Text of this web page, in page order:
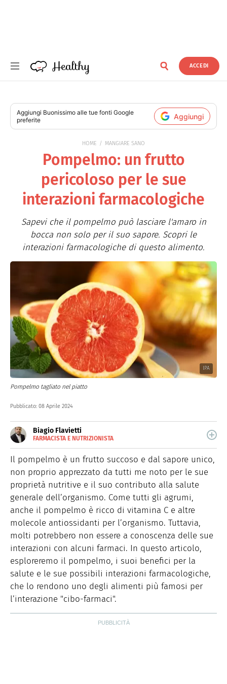
Healthy
Healthy ACCEDI
Aggiungi Buonissimo alle tue fonti Google
preferite
Aggiungi
HOME MANGIARE SANO
Pompelmo: un frutto
pericoloso per le sue
interazioni farmacologiche
Sapevi che il pompelmo può lasciare l'amaro in
bocca non solo per il suo sapore. Scopri le
interazioni farmacologiche di questo alimento.
IPA
Pompelmo tagliato nel piatto
Pubblicato: 08 Aprile 2024
Biagio Flavietti
FARMACISTA E NUTRIZIONISTA
SITO
Farmacista e nutrizionista, gestisco dal 2017 Farmabook,
una pagina di divulgazione scientifica. Appassionato di
scrittura ed editoria, lavoro come web editor per alcune
realtà del settore farmaceutico e nutrizionale.
Il pompelmo è un frutto succoso e dal sapore unico,
non proprio apprezzato da tutti me noto per le sue
proprietà nutritive e il suo contributo alla salute
generale dell’organismo. Come tutti gli agrumi,
anche il pompelmo è ricco di vitamina C e altre
molecole antiossidanti per l’organismo. Tuttavia,
molti potrebbero non essere a conoscenza delle sue
interazioni con alcuni farmaci. In questo articolo,
esploreremo il pompelmo, i suoi benefici per la
salute e le sue possibili interazioni farmacologiche,
che lo rendono uno degli alimenti più famosi per
l’interazione "cibo-farmaci".